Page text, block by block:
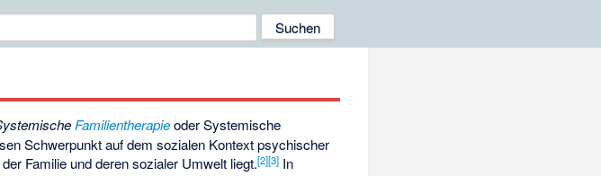
Familientherapieoder Systemische
Schwerpunkt auf dem sozialen Kontext psychischer
Familie und deren sozialer Umwelt liegt.[2][3] In